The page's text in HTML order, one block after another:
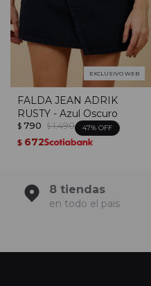
EXCLUSIVO WEB
FALDA JEAN ADRIK
RUSTY - Azul Oscuro
$ 790 $ 1.490 47
$ 672
8 tiendas
en todo el pais